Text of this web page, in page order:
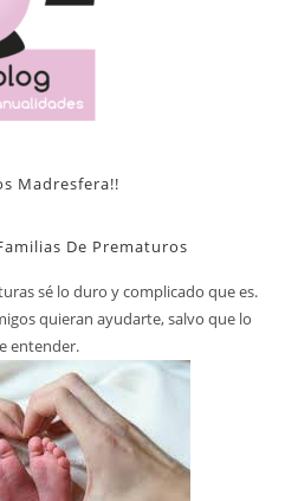
Madresfera!!
De Prematuros
sé lo duro y complicado que es.
quieran ayudarte, salvo que lo
entender.